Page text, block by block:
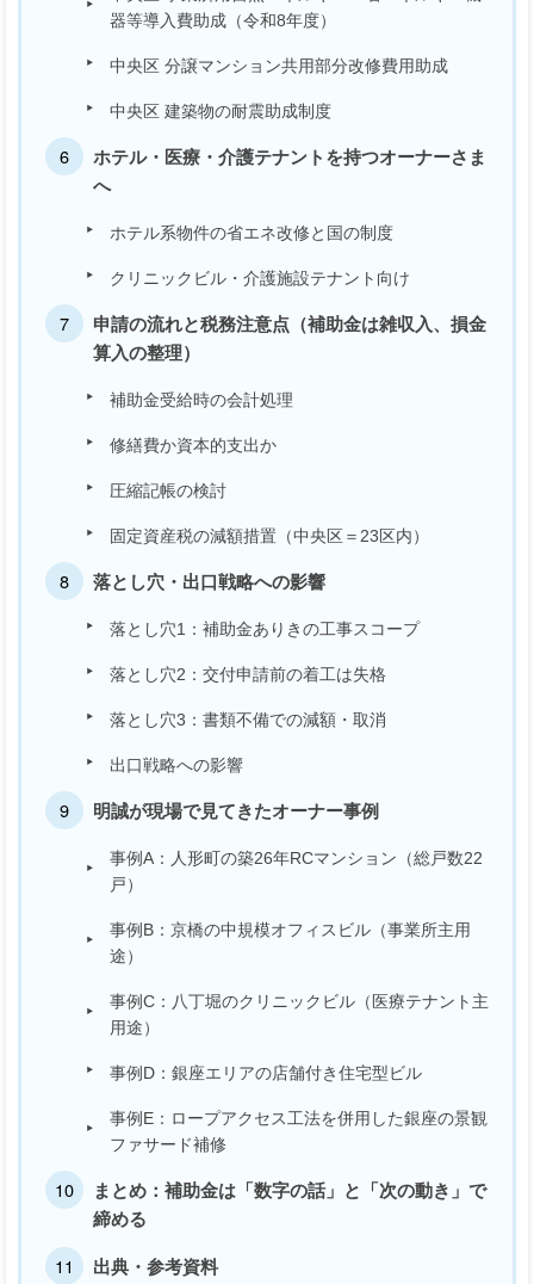
器等導入費助成（令和8年度）
中央区 分譲マンション共用部分改修費用助成
中央区 建築物の耐震助成制度
ホテル・医療・介護テナントを持つオーナーさま
へ
ホテル系物件の省エネ改修と国の制度
クリニックビル・介護施設テナント向け
申請の流れと税務注意点（補助金は雑収入、損金
算入の整理）
補助金受給時の会計処理
修繕費か資本的支出か
圧縮記帳の検討
固定資産税の減額措置（中央区＝23区内）
落とし穴・出口戦略への影響
落とし穴1：補助金ありきの工事スコープ
落とし穴2：交付申請前の着工は失格
落とし穴3：書類不備での減額・取消
出口戦略への影響
明誠が現場で見てきたオーナー事例
事例A：人形町の築26年RCマンション（総戸数22
戸）
事例B：京橋の中規模オフィスビル（事業所主用
途）
事例C：八丁堀のクリニックビル（医療テナント主
用途）
事例D：銀座エリアの店舗付き住宅型ビル
事例E：ロープアクセス工法を併用した銀座の景観
ファサード補修
まとめ：補助金は「数字の話」と「次の動き」で
締める
出典・参考資料